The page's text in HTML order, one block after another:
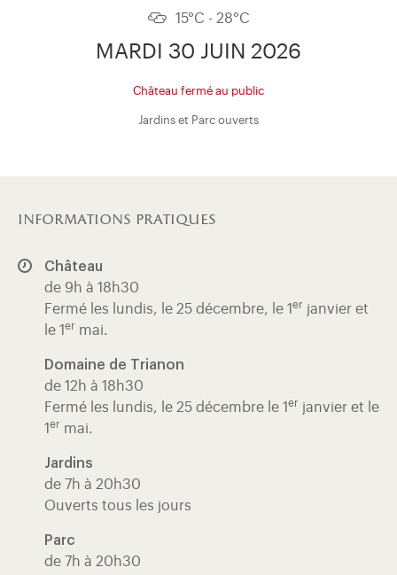
15°C - 28°C
MARDI 30 JUIN 2026
Château fermé au public
Jardins et Parc ouverts
informations pratiques
Château
de 9h à 18h30
Fermé les lundis, le 25 décembre, le 1 er janvier et
le 1 er mai.
Domaine de Trianon
de 12h à 18h30
Fermé les lundis, le 25 décembre le 1 er janvier et le
1 er mai.
Jardins
de 7h à 20h30
Ouverts tous les jours
Parc
de 7h à 20h30